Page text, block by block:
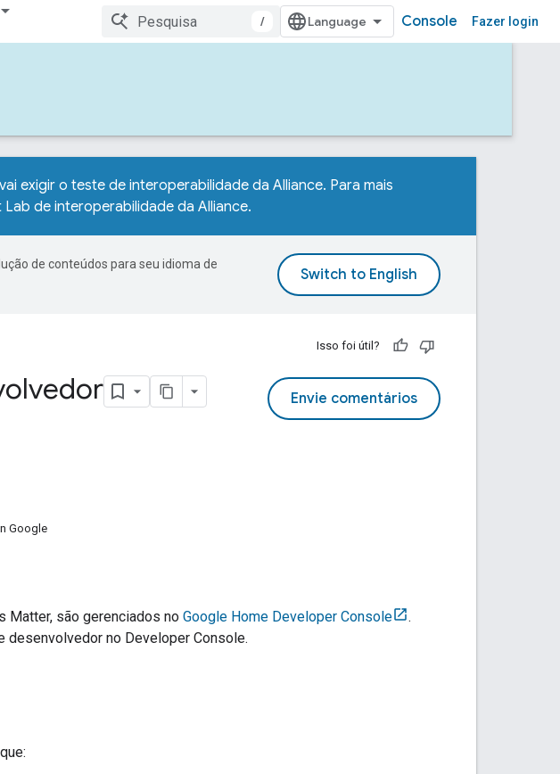
/ Console Fazer login
exigir o teste de interoperabilidade da Alliance. Para mais
de interoperabilidade da Alliance.
de conteúdos para seu idioma de
Isso foi útil?
Envie comentários
Google
Matter, são gerenciados no Google Home Developer Console
.
desenvolvedor no Developer Console.